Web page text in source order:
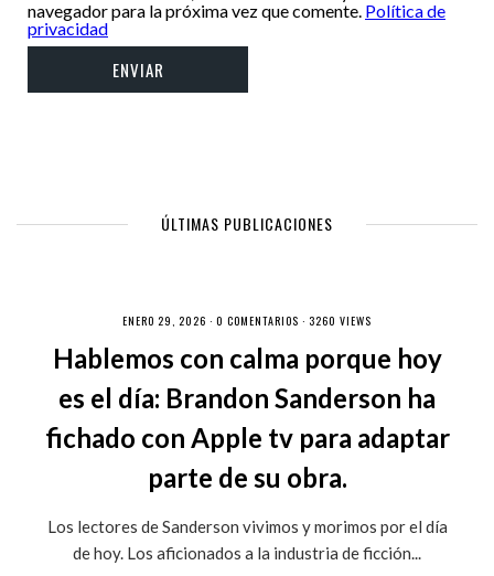
navegador para la próxima vez que comente. Política de
privacidad
ÚLTIMAS PUBLICACIONES
ENERO 29, 2026 · 0 COMENTARIOS · 3260 VIEWS
Hablemos con calma porque hoy
es el día: Brandon Sanderson ha
fichado con Apple tv para adaptar
parte de su obra.
Los lectores de Sanderson vivimos y morimos por el día
de hoy. Los aficionados a la industria de ficción...